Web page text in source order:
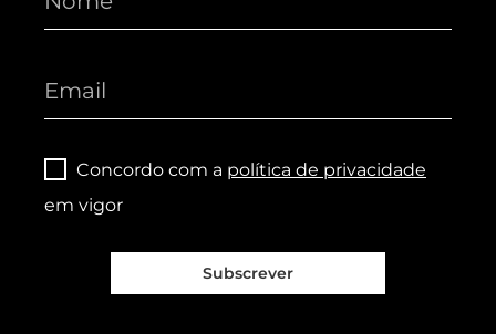
Concordo com a política de privacidade
em vigor
Subscrever